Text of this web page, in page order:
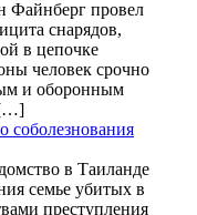
провел
снарядов,
в цепочке
человек срочно
и оборонным
[…]
соболезнования
в Таиланде
семье убитых в
преступления